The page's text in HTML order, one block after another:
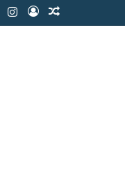
Publicación
Acceso
Instagram